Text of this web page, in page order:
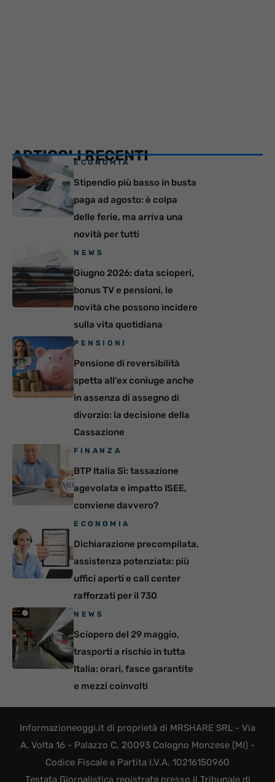
ARTICOLI RECENTI
ECONOMIA
Stipendio più basso in busta
paga ad agosto: è colpa
delle ferie, ma arriva una
novità per tutti
NEWS
Giugno 2026: data scioperi,
bonus TV e pensioni, le
novità che possono incidere
sulla vita quotidiana
PENSIONI
Pensione di reversibilità
spetta all’ex coniuge anche
in assenza di assegno di
divorzio: la decisione della
Cassazione
FINANZA
BTP Italia Sì: tassazione
agevolata e impatto ISEE,
conviene davvero?
ECONOMIA
Dichiarazione precompilata,
assistenza potenziata: più
uffici aperti e call center
rafforzati per il 730
NEWS
Sciopero del 29 maggio,
trasporti a rischio in tutta
Italia: orari, fasce garantite
e mezzi coinvolti
Informazioneoggi.it di proprietà di MRSHARE SRL - Via
A. Volta 16 - Palazzo C, 20093 Cologno Monzese (MI) -
Codice Fiscale e Partita I.V.A. 10216150960
Testata Giornalistica registrata presso il Tribunale di